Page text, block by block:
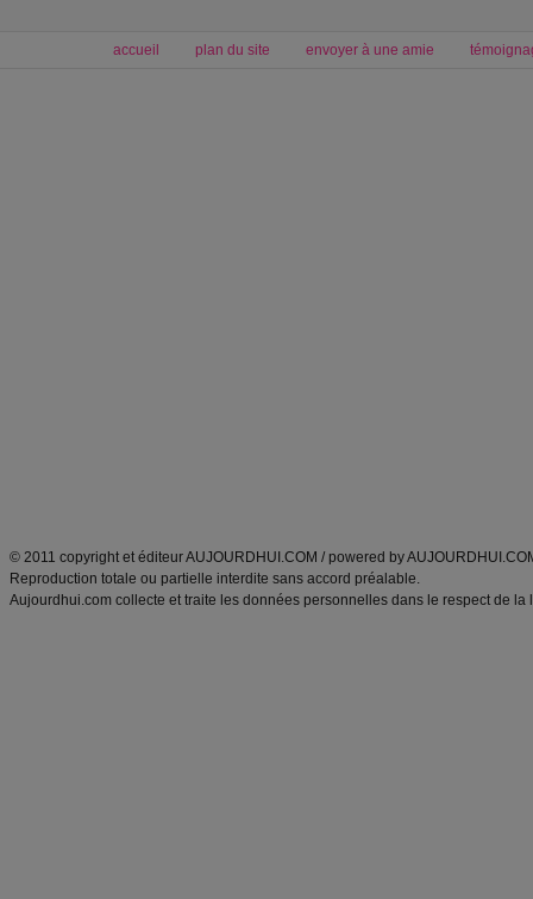
accueil plan du site envoyer à une amie
© 2011 copyright et éditeur AUJOURDHUI.COM / powered by
Reproduction totale ou partielle interdite sans accord préalable.
Aujourdhui.com collecte et traite les données personnelles dans le respect de